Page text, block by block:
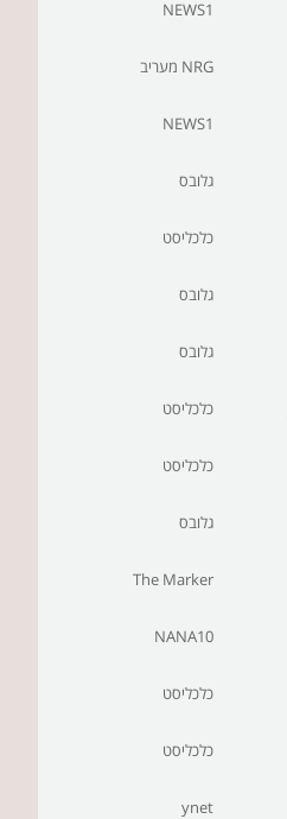
NEWS1
NRG מעריב
NEWS1
גלובס
כלכליסט
גלובס
גלובס
כלכליסט
כלכליסט
גלובס
The Marker
NANA10
כלכליסט
כלכליסט
ynet